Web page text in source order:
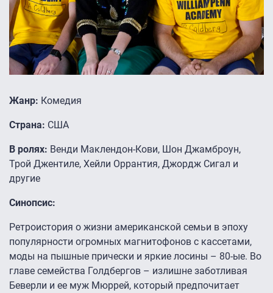
Жанр: Комедия
Страна: США
В ролях: Венди Маклендон-Кови, Шон Джамброун,
Трой Джентиле, Хейли Оррантия, Джордж Сигал и
другие
Синопсис:
Ретроистория о жизни американской семьи в эпоху
популярности огромных магнитофонов с кассетами,
моды на пышные прически и яркие лосины – 80-ые. Во
главе семейства Голдбергов – излишне заботливая
Беверли и ее муж Мюррей, который предпочитает